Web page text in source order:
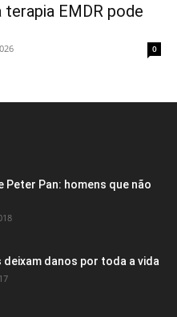
EMDR pode
0
Peter Pan: homens que não
deixam danos por toda a vida